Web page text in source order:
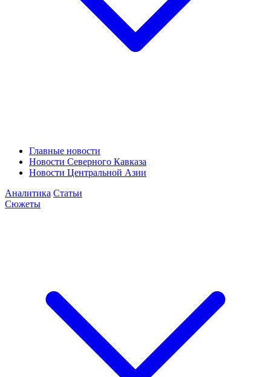
Главные новости
Новости Северного Кавказа
Новости Центральной Азии
Аналитика Статьи
Сюжеты